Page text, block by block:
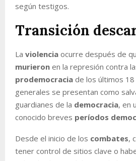
según testigos.
Transición
La violencia ocurre después de
murieron en la represión contra
prodemocracia de los últimos
generales se presentan como
guardianes de la democracia, en
conocido breves períodos
Desde el inicio de los combates,
tener control de sitios clave o